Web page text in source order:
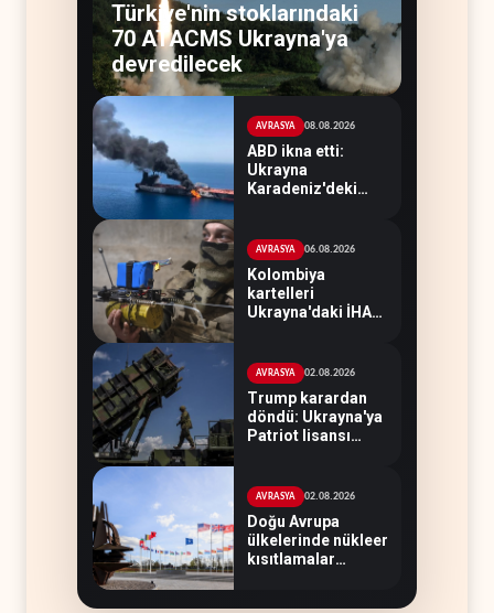
Türkiye'nin stoklarındaki
70 ATACMS Ukrayna'ya
devredilecek
AVRASYA 08.08.2026
ABD ikna etti:
Ukrayna
Karadeniz'deki
AVRASYA 06.08.2026
Kolombiya
kartelleri
Ukrayna'daki İHA
AVRASYA 02.08.2026
Trump karardan
döndü: Ukrayna'ya
Patriot lisansı
AVRASYA 02.08.2026
Doğu Avrupa
ülkelerinde nükleer
kısıtlamalar